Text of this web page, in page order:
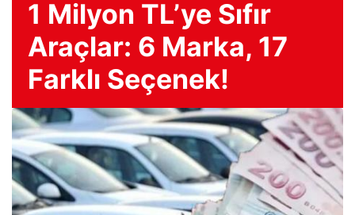
1 Milyon TL’ye Sıfır
Araçlar: 6 Marka, 17
Farklı Seçenek!